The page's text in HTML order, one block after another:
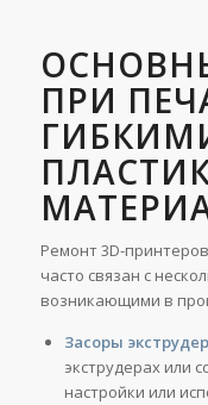
ПРИ
Ремонт 3D-
часто связан с
возникающими в
Засоры
экструдерах или
настройки или